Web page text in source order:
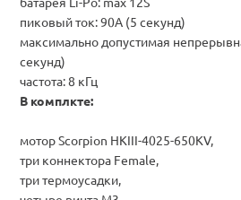
пиковый ток:90А (5 секунд)
максимально допустимая
секунд)
частота:8 кГц
В комплкте:
мотор Scorpion HKIII-4025-650KV,
три коннектора Female,
три термоусадки,